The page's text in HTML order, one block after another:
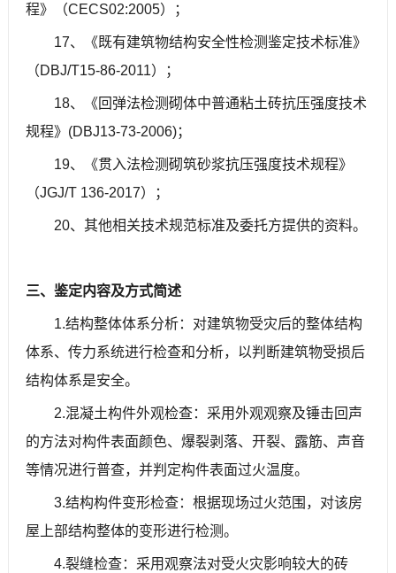
程》（CECS02:2005）；
17、《既有建筑物结构安全性检测鉴定技术标准》
（DBJ/T15-86-2011）；
18、《回弹法检测砌体中普通粘土砖抗压强度技术
规程》(DBJ13-73-2006)；
19、《贯入法检测砌筑砂浆抗压强度技术规程》
（JGJ/T 136-2017）；
20、其他相关技术规范标准及委托方提供的资料。
三、鉴定内容及方式简述
1.结构整体体系分析：对建筑物受灾后的整体结构
体系、传力系统进行检查和分析，以判断建筑物受损后
结构体系是安全。
2.混凝土构件外观检查：采用外观观察及锤击回声
的方法对构件表面颜色、爆裂剥落、开裂、露筋、声音
等情况进行普查，并判定构件表面过火温度。
3.结构构件变形检查：根据现场过火范围，对该房
屋上部结构整体的变形进行检测。
4.裂缝检查：采用观察法对受火灾影响较大的砖